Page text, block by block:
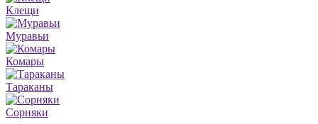
Клещи
Муравьи
Комары
Тараканы
Сорняки